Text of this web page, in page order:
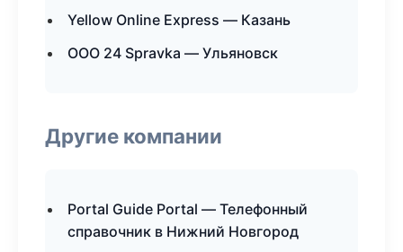
Yellow Online Express — Казань
ООО 24 Spravka — Ульяновск
Другие компании
Portal Guide Portal — Телефонный
справочник в Нижний Новгород